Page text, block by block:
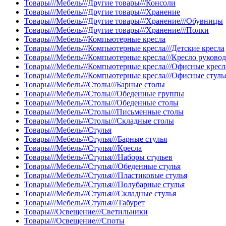
Товары///Мебель///Другие товары///Консоли
Товары///Мебель///Другие товары///Хранение
Товары///Мебель///Другие товары///Хранение///Обувницы
Товары///Мебель///Другие товары///Хранение///Полки
Товары///Мебель///Компьютерные кресла
Товары///Мебель///Компьютерные кресла///Детские кресла
Товары///Мебель///Компьютерные кресла///Кресло
Товары///Мебель///Компьютерные кресла///Офисные
Товары///Мебель///Компьютерные кресла///Офисные
Товары///Мебель///Столы///Барные столы
Товары///Мебель///Столы///Обеденные группы
Товары///Мебель///Столы///Обеденные столы
Товары///Мебель///Столы///Письменные столы
Товары///Мебель///Столы///Складные столы
Товары///Мебель///Стулья
Товары///Мебель///Стулья///Барные стулья
Товары///Мебель///Стулья///Кресла
Товары///Мебель///Стулья///Наборы стульев
Товары///Мебель///Стулья///Обеденные стулья
Товары///Мебель///Стулья///Пластиковые стулья
Товары///Мебель///Стулья///Полубарные стулья
Товары///Мебель///Стулья///Складные стулья
Товары///Мебель///Стулья///Табурет
Товары///Освещение///Светильники
Товары///Освещение///Споты